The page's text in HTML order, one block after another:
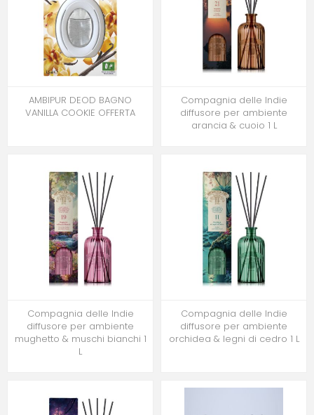
AMBIPUR DEOD BAGNO
VANILLA COOKIE OFFERTA
Compagnia delle Indie
diffusore per ambiente
arancia & cuoio 1 L
Compagnia delle Indie
diffusore per ambiente
mughetto & muschi bianchi 1
L
Compagnia delle Indie
diffusore per ambiente
orchidea & legni di cedro 1 L